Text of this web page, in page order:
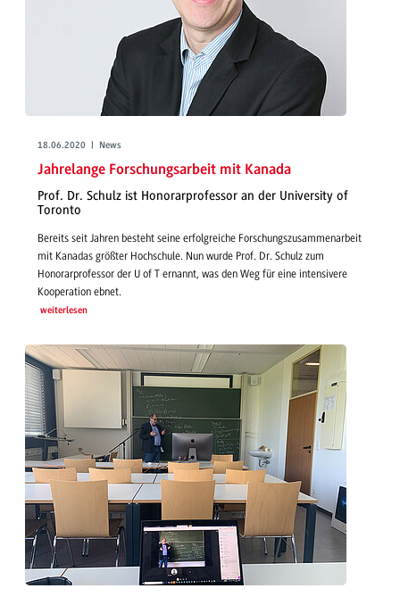
18.06.2020 | News
Jahrelange Forschungsarbeit mit Kanada
Prof. Dr. Schulz ist Honorarprofessor an der University of
Toronto
Bereits seit Jahren besteht seine erfolgreiche Forschungszusammenarbeit
mit Kanadas größter Hochschule. Nun wurde Prof. Dr. Schulz zum
Honorarprofessor der U of T ernannt, was den Weg für eine intensivere
Kooperation ebnet.
weiterlesen